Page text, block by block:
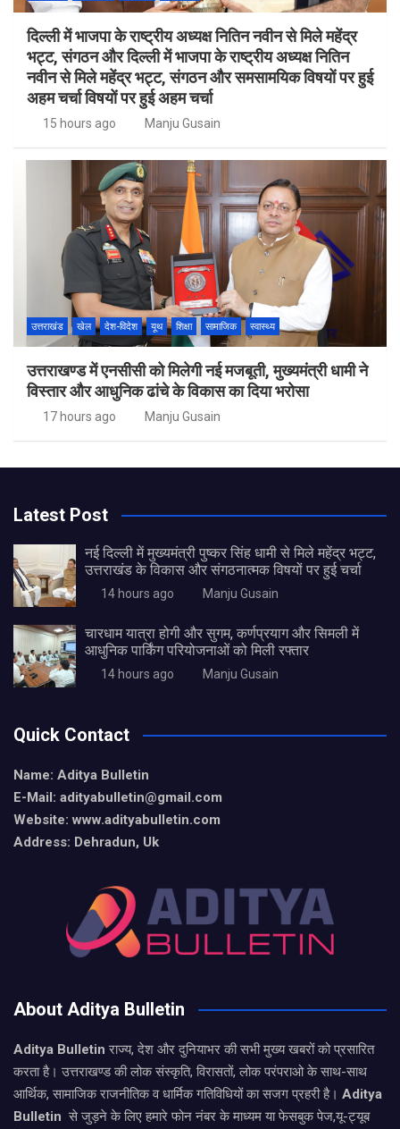
दिल्ली में भाजपा के राष्ट्रीय अध्यक्ष नितिन नवीन से मिले महेंद्र
भट्ट, संगठन और दिल्ली में भाजपा के राष्ट्रीय अध्यक्ष नितिन
नवीन से मिले महेंद्र भट्ट, संगठन और समसामयिक विषयों पर हुई
अहम चर्चा विषयों पर हुई अहम चर्चा
15 hours ago Manju Gusain
उत्तराखंड खेल देश-विदेश यूथ शिक्षा सामाजिक स्वास्थ्य
उत्तराखण्ड में एनसीसी को मिलेगी नई मजबूती, मुख्यमंत्री धामी ने
विस्तार और आधुनिक ढांचे के विकास का दिया भरोसा
17 hours ago Manju Gusain
Latest Post
नई दिल्ली में मुख्यमंत्री पुष्कर सिंह धामी से मिले महेंद्र भट्ट,
उत्तराखंड के विकास और संगठनात्मक विषयों पर हुई चर्चा
14 hours ago Manju Gusain
चारधाम यात्रा होगी और सुगम, कर्णप्रयाग और सिमली में
आधुनिक पार्किंग परियोजनाओं को मिली रफ्तार
14 hours ago Manju Gusain
Quick Contact
Name: Aditya Bulletin
E-Mail: adityabulletin@gmail.com
Website: www.adityabulletin.com
Address: Dehradun, Uk
About Aditya Bulletin
Aditya Bulletinराज्य, देश और दुनियाभर की सभी मुख्य खबरों को प्रसारित
करता है। उत्तराखण्ड की लोक संस्कृति, विरासतों, लोक परंपराओ के साथ-साथ
आर्थिक, सामाजिक राजनीतिक व धार्मिक गतिविधियों का सजग प्रहरी है। Aditya
Bulletin से जुड़ने के लिए हमारे फोन नंबर के माध्यम या फेसबुक पेज,यू-ट्यूब